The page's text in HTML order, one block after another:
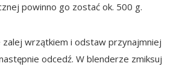
powinno go zostać ok. 500 g.
wrzątkiem i odstaw przynajmniej
odcedź. W blenderze zmiksuj